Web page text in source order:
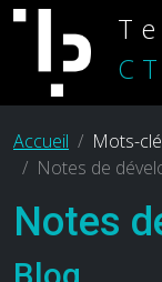
Accueil Mots-
Notes de
Notes